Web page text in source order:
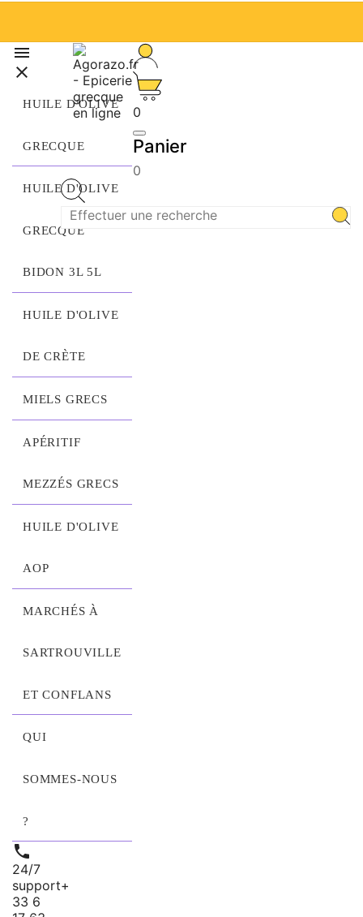


HUILE D'OLIVE
GRECQUE
HUILE D'OLIVE
GRECQUE
BIDON 3L 5L
HUILE D'OLIVE
DE CRÈTE
MIELS GRECS
APÉRITIF
MEZZÉS GRECS
HUILE D'OLIVE
AOP
MARCHÉS À
SARTROUVILLE
ET CONFLANS
QUI
SOMMES‑NOUS
?

24/7
support+
33 6
0
Panier
0